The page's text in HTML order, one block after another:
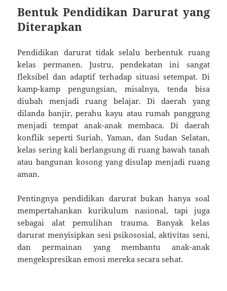
Bentuk Pendidikan Darurat yang
Diterapkan
Pendidikan darurat tidak selalu berbentuk ruang
kelas permanen. Justru, pendekatan ini sangat
fleksibel dan adaptif terhadap situasi setempat. Di
kamp-kamp pengungsian, misalnya, tenda bisa
diubah menjadi ruang belajar. Di daerah yang
dilanda banjir, perahu kayu atau rumah panggung
menjadi tempat anak-anak membaca. Di daerah
konflik seperti Suriah, Yaman, dan Sudan Selatan,
kelas sering kali berlangsung di ruang bawah tanah
atau bangunan kosong yang disulap menjadi ruang
aman.
Pentingnya pendidikan darurat bukan hanya soal
mempertahankan kurikulum nasional, tapi juga
sebagai alat pemulihan trauma. Banyak kelas
darurat menyisipkan sesi psikososial, aktivitas seni,
dan permainan yang membantu anak-anak
mengekspresikan emosi mereka secara sehat.